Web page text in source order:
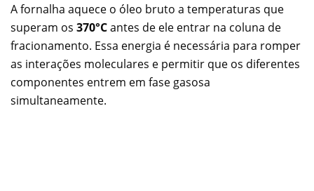
A fornalha aquece o óleo bruto a temperaturas que
superam os 370°Cantes de ele entrar na coluna de
fracionamento. Essa energia é necessária para romper
as interações moleculares e permitir que os diferentes
componentes entrem em fase gasosa
simultaneamente.